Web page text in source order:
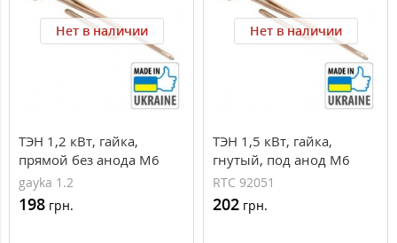
Нет в наличии
ТЭН 1,2 кВт, гайка,
прямой без анода M6
gayka 1.2
198 грн.
Нет в наличии
ТЭН 1,5 кВт, гайка,
гнутый, под анод М6
RTC 92051
202 грн.